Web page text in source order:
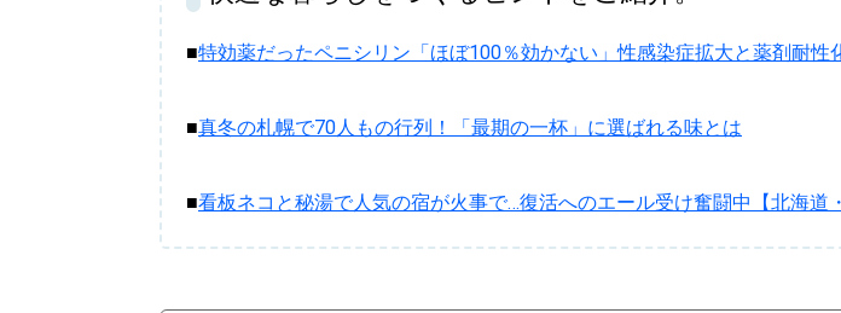
■特効薬だったペニシリン「ほぼ100％効かない」性感染症拡大と薬剤耐性
■真冬の札幌で70人もの行列！「最期の一杯」に選ばれる味とは
■看板ネコと秘湯で人気の宿が火事で…復活へのエール受け奮闘中【北海道